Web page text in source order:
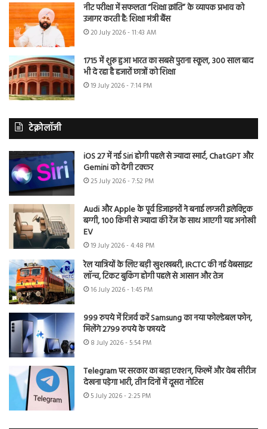
नीट परीक्षा में सफलता “शिक्षा क्रांति” के व्यापक प्रभाव को
उजागर करती है: शिक्षा मंत्री बैंस
20 July 2026 - 11:43 AM
1715 में शुरू हुआ भारत का सबसे पुराना स्कूल, 300 साल बाद
भी दे रहा है हजारों छात्रों को शिक्षा
19 July 2026 - 7:14 PM
टेक्नोलॉजी
iOS 27 में नई Siri होगी पहले से ज्यादा स्मार्ट, ChatGPT और
Gemini को देगी टक्कर
25 July 2026 - 7:52 PM
Audi और Apple के पूर्व डिजाइनरों ने बनाई लग्जरी इलेक्ट्रिक
बग्गी, 100 किमी से ज्यादा की रेंज के साथ आएगी यह अनोखी
EV
19 July 2026 - 4:48 PM
रेल यात्रियों के लिए बड़ी खुशखबरी, IRCTC की नई वेबसाइट
लॉन्च, टिकट बुकिंग होगी पहले से आसान और तेज
16 July 2026 - 1:45 PM
999 रुपये में रिजर्व करें Samsung का नया फोल्डेबल फोन,
मिलेंगे 2799 रुपये के फायदे
8 July 2026 - 5:54 PM
Telegram पर सरकार का बड़ा एक्शन, फिल्में और वेब सीरीज
देखना पड़ेगा भारी, तीन दिनों में दूसरा नोटिस
5 July 2026 - 2:25 PM